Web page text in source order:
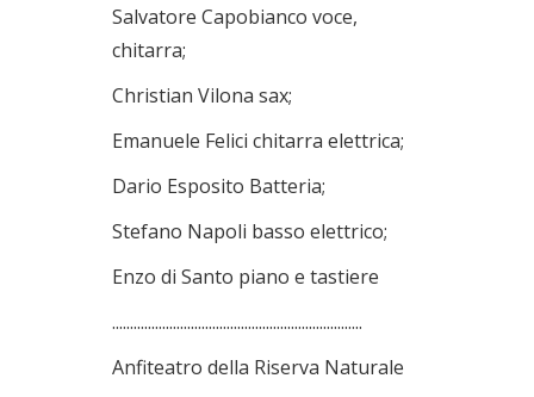
Salvatore Capobianco voce,
chitarra;
Christian Vilona sax;
Emanuele Felici chitarra elettrica;
Dario Esposito Batteria;
Stefano Napoli basso elettrico;
Enzo di Santo piano e tastiere
......................................................................
Anfiteatro della Riserva Naturale